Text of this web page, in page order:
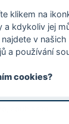
kulturní a
o aplikaci
Prohlášení
klikem na
kdykoliv jej
v našich
a používání
cookies?